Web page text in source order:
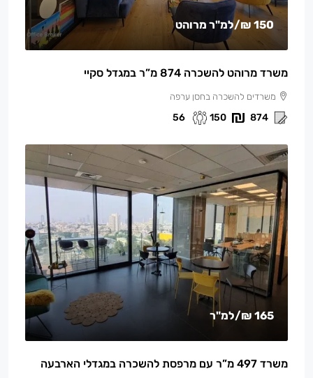
150 ₪ /למ"ר מרוהט
משרד מרוהט להשכרה 874 מ”ר במגדל סקיי
משרדים להשכרה בחסן ערפה
874
150
56
165 ₪ /למ"ר
משרד 497 מ”ר עם מרפסת להשכרה במגדלי הארבעה